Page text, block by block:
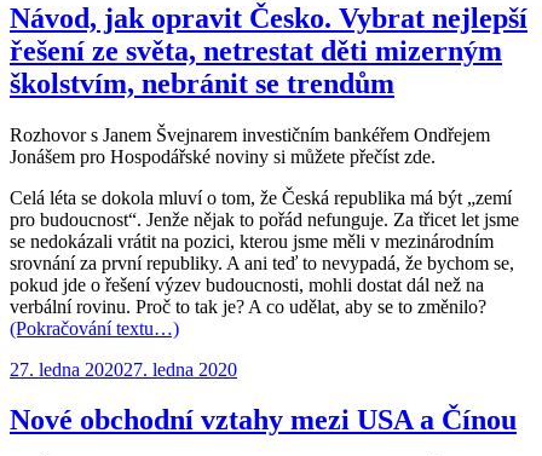
Návod, jak opravit Česko. Vybrat nejlepší
řešení ze světa, netrestat děti mizerným
školstvím, nebránit se trendům
Rozhovor s Janem Švejnarem investičním bankéřem Ondřejem
Jonášem pro Hospodářské noviny si můžete přečíst zde.
Celá léta se dokola mluví o tom, že Česká republika má být „zemí
pro budoucnost“. Jenže nějak to pořád nefunguje. Za třicet let jsme
se nedokázali vrátit na pozici, kterou jsme měli v mezinárodním
srovnání za první republiky. A ani teď to nevypadá, že bychom se,
pokud jde o řešení výzev budoucnosti, mohli dostat dál než na
verbální rovinu. Proč to tak je? A co udělat, aby se to změnilo?
(Pokračování textu…)
Publikováno:
27. ledna 202027. ledna 2020
Nové obchodní vztahy mezi USA a Čínou